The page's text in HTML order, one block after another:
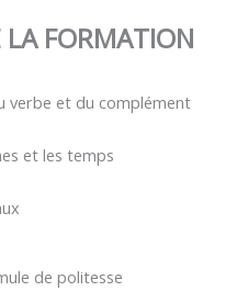
FORMATION
verbe et du complément
et les temps
de politesse